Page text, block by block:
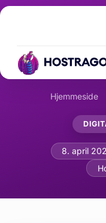
Hjemmeside
Korrekt8. april